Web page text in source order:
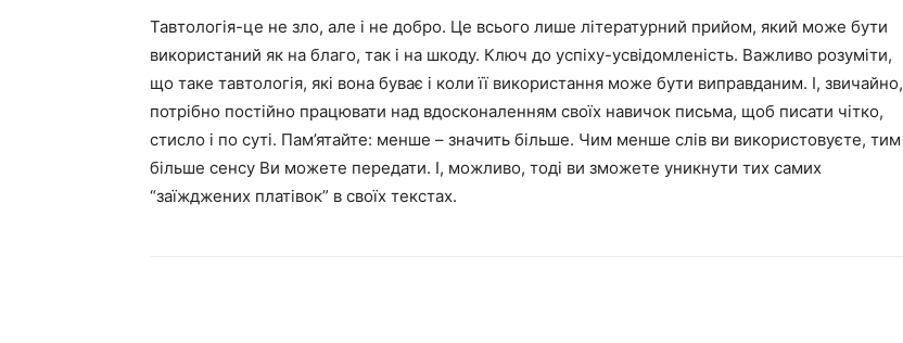
Тавтологія-це не зло, але і не добро. Це всього лише літературний прийом, який може бути
використаний як на благо, так і на шкоду. Ключ до успіху-усвідомленість. Важливо розуміти,
що таке тавтологія, які вона буває і коли її використання може бути виправданим. І, звичайно,
потрібно постійно працювати над вдосконаленням своїх навичок письма, щоб писати чітко,
стисло і по суті. Пам’ятайте: менше – значить більше. Чим менше слів ви використовуєте, тим
більше сенсу Ви можете передати. І, можливо, тоді ви зможете уникнути тих самих
“заїжджених платівок” в своїх текстах.